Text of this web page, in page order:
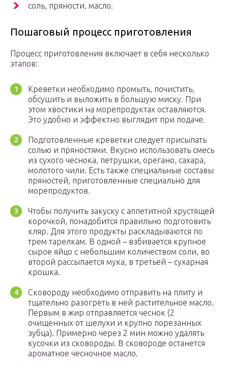
соль, пряности, масло.
Пошаговый процесс приготовления
Процесс приготовления включает в себя несколько
этапов:
Креветки необходимо промыть, почистить,
обсушить и выложить в большую миску. При
этом хвостики на морепродуктах оставляются.
Это удобно и эффектно выглядит при подаче.
Подготовленные креветки следует присыпать
солью и пряностями. Вкусно использовать смесь
из сухого чеснока, петрушки, орегано, сахара,
молотого чили. Есть также специальные составы
пряностей, приготовленные специально для
морепродуктов.
Чтобы получить закуску с аппетитной хрустящей
корочкой, понадобится правильно подготовить
кляр. Для этого продукты раскладываются по
трем тарелкам. В одной – взбивается крупное
сырое яйцо с небольшим количеством соли, во
второй рассыпается мука, в третьей – сухарная
крошка.
Сковороду необходимо отправить на плиту и
тщательно разогреть в ней растительное масло.
Первым в жир отправляется чеснок (2
очищенных от шелухи и крупно порезанных
зубца). Примерно через 2 мин можно удалять
кусочки из сковороды. В сковороде останется
ароматное чесночное масло.